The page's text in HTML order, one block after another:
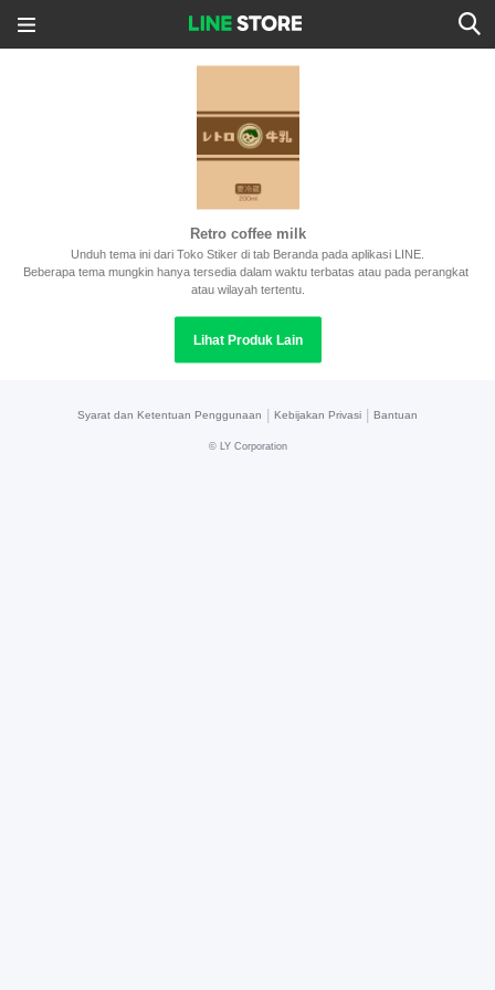
Retro coffee milk
Unduh tema ini dari Toko Stiker di tab Beranda pada aplikasi LINE.
Beberapa tema mungkin hanya tersedia dalam waktu terbatas atau pada perangkat
atau wilayah tertentu.
Lihat Produk Lain
Syarat dan Ketentuan Penggunaan Kebijakan Privasi Bantuan
© LY Corporation